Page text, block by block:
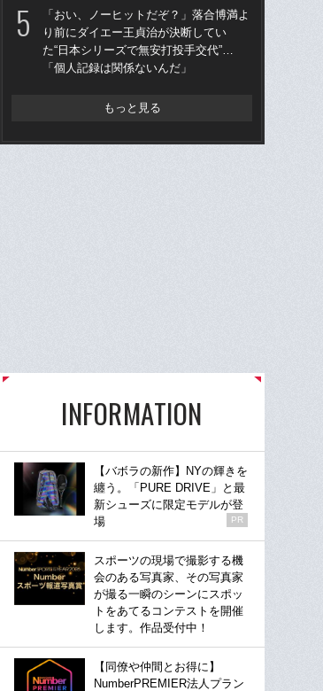
「おい、ノーヒットだぞ？」落合博満よ
り前にダイエー王貞治が決断してい
た“日本シリーズで無安打投手交代”…
「個人記録は関係ないんだ」
もっと見る
INFORMATION
【バボラの新作】NYの輝きを
纏う。「PURE DRIVE」と最
新シューズに限定モデルが登
場
PR
スポーツの現場で撮影する機
会のある写真家、その写真家
が撮る一瞬のシーンにスポッ
トをあてるコンテストを開催
します。作品受付中！
【同僚や仲間とお得に】
NumberPREMIER法人プラン